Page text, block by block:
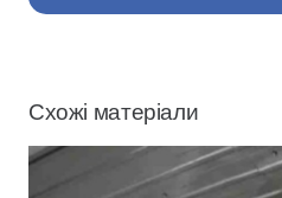
Схожі матеріали